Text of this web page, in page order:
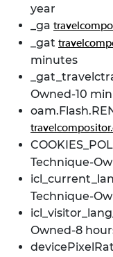
year
_ga
_gat
minutes
Owned-10
Technique-
Technique-
Owned-8